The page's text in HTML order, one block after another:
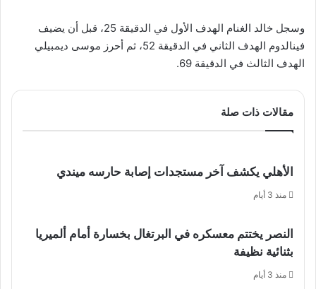
وسجل خالد الغنام الهدف الأول في الدقيقة 25، قبل أن يضيف
فينالدوم الهدف الثاني في الدقيقة 52، ثم أحرز موسى ديمبيلي
الهدف الثالث في الدقيقة 69.
مقالات ذات صلة
الأهلي يكشف آخر مستجدات إصابة حارسه ميندي
منذ 3 أيام
النصر يختتم معسكره في البرتغال بخسارة أمام ألميريا
بثنائية نظيفة
منذ 3 أيام